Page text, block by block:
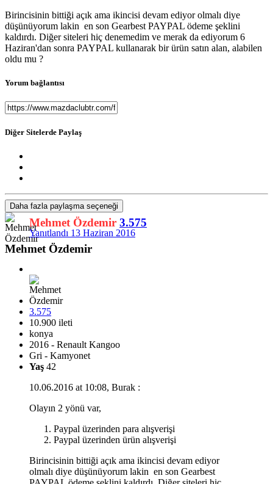
Birincisinin bittiği açık ama ikincisi devam ediyor olmalı diye
düşünüyorum lakin en son Gearbest PAYPAL ödeme şeklini
kaldırdı. Diğer siteleri hiç denemedim ve merak da ediyorum 6
Haziran'dan sonra PAYPAL kullanarak bir ürün satın alan, alabilen
oldu mu ?
Yorum bağlantısı
Diğer Sitelerde Paylaş
Daha fazla paylaşma seçeneği
Mehmet Özdemir 3.575
Yanıtlandı 13 Haziran 2016
Mehmet Özdemir
3.575
10.900 ileti
konya
2016 - Renault Kangoo
Gri - Kamyonet
Yaş 42
10.06.2016 at 10:08, Burak :
Olayın 2 yönü var,
Paypal üzerinden para alışverişi
Paypal üzerinden ürün alışverişi
Birincisinin bittiği açık ama ikincisi devam ediyor
olmalı diye düşünüyorum lakin en son Gearbest